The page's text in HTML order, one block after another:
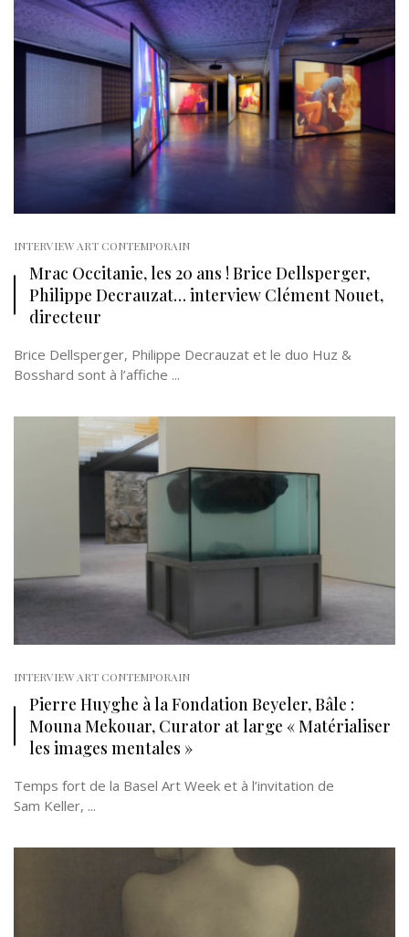
INTERVIEW ART CONTEMPORAIN
Mrac Occitanie, les 20 ans ! Brice Dellsperger,
Philippe Decrauzat… interview Clément Nouet,
directeur
Brice Dellsperger, Philippe Decrauzat et le duo Huz &
Bosshard sont à l’affiche ...
INTERVIEW ART CONTEMPORAIN
Pierre Huyghe à la Fondation Beyeler, Bâle :
Mouna Mekouar, Curator at large « Matérialiser
les images mentales »
Temps fort de la Basel Art Week et à l’invitation de
Sam Keller, ...